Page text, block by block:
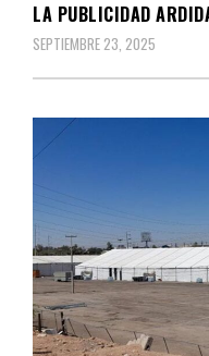
LA PUBLICIDAD
SEPTIEMBRE 23, 2025